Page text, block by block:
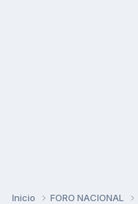
Inicio FORO NACIONAL